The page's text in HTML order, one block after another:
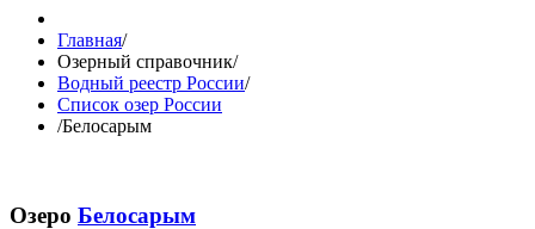
Главная/
Озерный справочник/
Водный реестр России/
Список озер России
/Белосарым
Озеро Белосарым